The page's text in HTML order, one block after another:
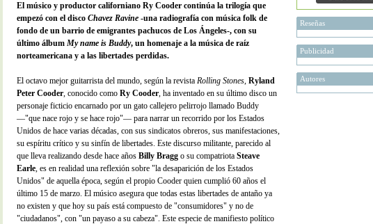
El músico y productor californiano Ry Cooder continúa la trilogía que
empezó con el disco Chavez Ravine -una radiografía con música folk de
fondo de un barrio de emigrantes pachucos de Los Ángeles-, con su
último álbum My name is Buddy, un homenaje a la música de raíz
norteamericana y a las libertades perdidas.
El octavo mejor guitarrista del mundo, según la revista Rolling Stones, Ryland
Peter Cooder, conocido como Ry Cooder, ha inventado en su último disco un
personaje ficticio encarnado por un gato callejero pelirrojo llamado Buddy
—"que nace rojo y se hace rojo"— para narrar un recorrido por los Estados
Unidos de hace varias décadas, con sus sindicatos obreros, sus manifestaciones,
su espíritu crítico y su sinfín de libertades. Este discurso militante, parecido al
que lleva realizando desde hace años Billy Bragg o su compatriota Steave
Earle, es en realidad una reflexión sobre "la desaparición de los Estados
Unidos" de aquella época, según el propio Cooder quien cumplió 60 años el
último 15 de marzo. El músico asegura que todas estas libertades de antaño ya
no existen y que hoy su país está compuesto de "consumidores" y no de
"ciudadanos", con "un payaso a su cabeza". Este especie de manifiesto político
Reseñas
Publicidad
Autores